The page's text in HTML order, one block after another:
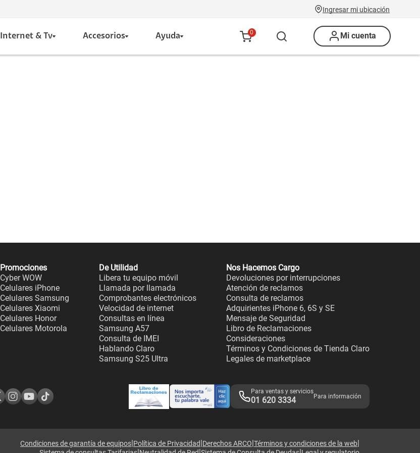
Ingresar mi ubicación
Internet & Tv Accesorios Ayuda 0 Mi cuenta
Promociones
Cyber WOW
Celulares iPhone
Celulares Samsung
Celulares Xiaomi
Celulares Honor
Celulares Motorola
De Utilidad
Libera tu equipo móvil
Llamada por llamada
Comprobantes electrónicos
Velocidad de internet
Consultas en línea
Samsung A57
Consulta de IMEI
Hablando Claro
Samsung S25 Ultra
Nos Hacemos Cargo
Devoluciones por interrupciones
Atención de reclamos
Consulta de reclamos
Adquirientes iPhone 6, 6S y SE
Mensaje de Seguridad
Libro de Reclamaciones
Consideraciones
Términos y Condiciones de Tienda Claro
Legales de marketplace
Para ventas y servicios
01 620 3334 Para información
Condiciones de garantía de equipos|Política de Privacidad|Derechos ARCO|Términos y condiciones de la web|